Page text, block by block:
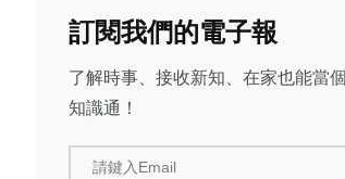
訂閱我們的電子報
了解時事、接收新知、在家也能當個
知識通！
請鍵入Email